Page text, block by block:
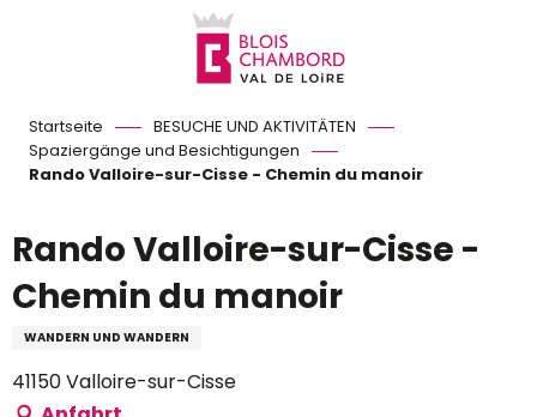
Startseite
BESUCHE UND AKTIVITÄTEN
Spaziergänge und Besichtigungen
Rando Valloire-sur-Cisse - Chemin du manoir
Rando Valloire-sur-Cisse -
Chemin du manoir
WANDERN UND WANDERN
41150 Valloire-sur-Cisse